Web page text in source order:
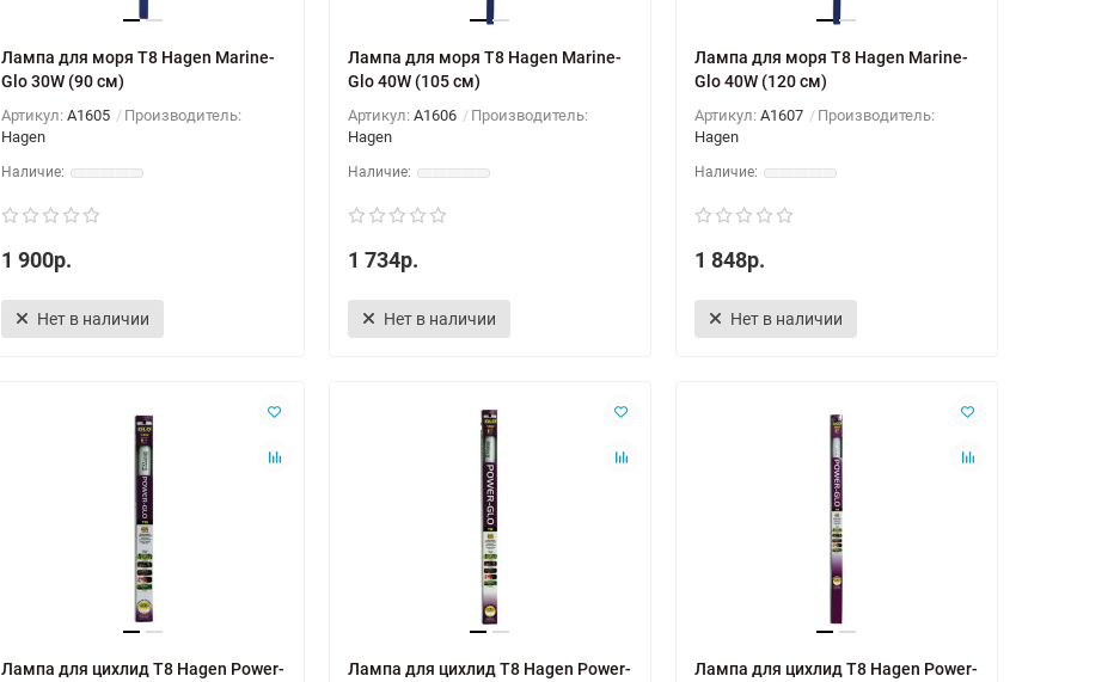
Лампа для моря T8 Hagen Marine-
Glo 30W (90 см)
Артикул: A1605
Производитель:
Hagen
1 900р.
Нет в наличии
Лампа для моря T8 Hagen Marine-
Glo 40W (105 см)
Артикул: A1606
Производитель:
Hagen
1 734р.
Нет в наличии
Лампа для моря T8 Hagen Marine-
Glo 40W (120 см)
Артикул: A1607
Производитель:
Hagen
1 848р.
Нет в наличии
Лампа для цихлид T8 Hagen Power-
Лампа для цихлид T8 Hagen Power-
Лампа для цихлид T8 Hagen Power-